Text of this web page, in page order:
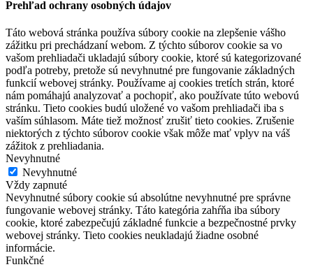
Prehľad ochrany osobných údajov
Táto webová stránka používa súbory cookie na zlepšenie vášho
zážitku pri prechádzaní webom. Z týchto súborov cookie sa vo
vašom prehliadači ukladajú súbory cookie, ktoré sú kategorizované
podľa potreby, pretože sú nevyhnutné pre fungovanie základných
funkcií webovej stránky. Používame aj cookies tretích strán, ktoré
nám pomáhajú analyzovať a pochopiť, ako používate túto webovú
stránku. Tieto cookies budú uložené vo vašom prehliadači iba s
vaším súhlasom. Máte tiež možnosť zrušiť tieto cookies. Zrušenie
niektorých z týchto súborov cookie však môže mať vplyv na váš
zážitok z prehliadania.
Nevyhnutné
Nevyhnutné
Vždy zapnuté
Nevyhnutné súbory cookie sú absolútne nevyhnutné pre správne
fungovanie webovej stránky. Táto kategória zahŕňa iba súbory
cookie, ktoré zabezpečujú základné funkcie a bezpečnostné prvky
webovej stránky. Tieto cookies neukladajú žiadne osobné
informácie.
Funkčné